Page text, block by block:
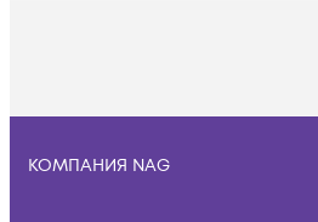
КОМПАНИЯ NAG